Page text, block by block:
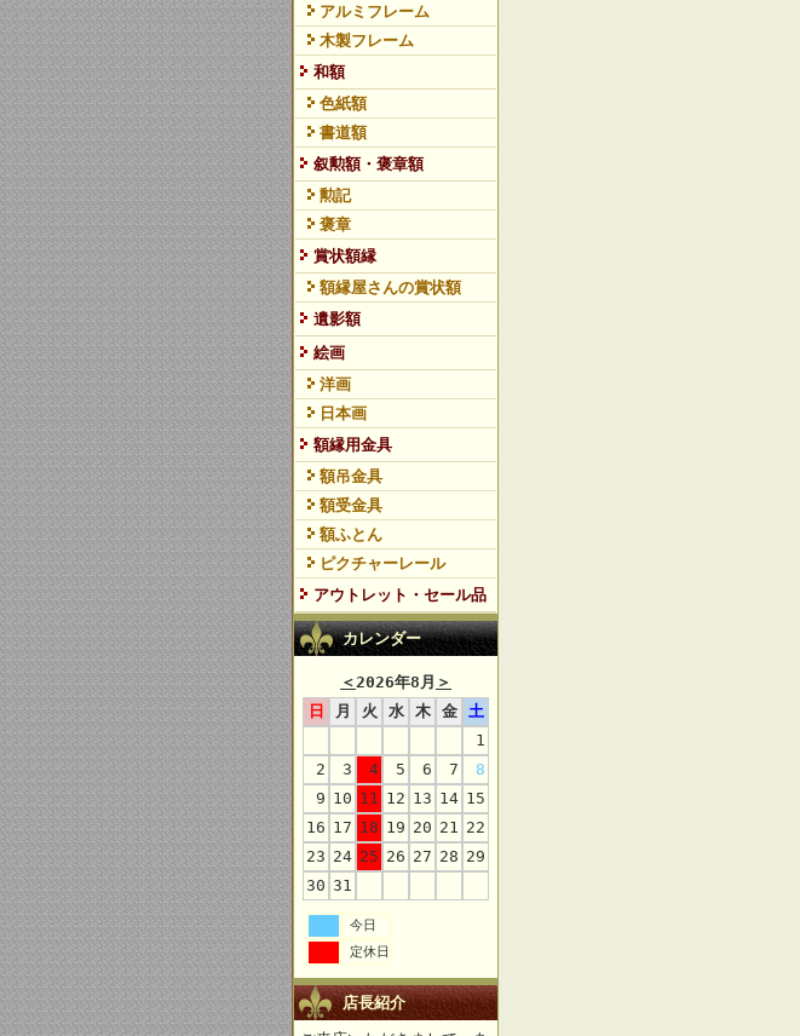
アルミフレーム
木製フレーム
和額
色紙額
書道額
叙勲額・褒章額
勲記
褒章
賞状額縁
額縁屋さんの賞状額
遺影額
絵画
洋画
日本画
額縁用金具
額吊金具
額受金具
額ふとん
ピクチャーレール
アウトレット・セール品
カレンダー
＜2026年8月 ＞
日
月 火 水 木 金
土
1
2
3 4 5 6 7
8
9 10 11 12 13 14 15
16 17 18 19 20 21 22
23 24 25 26 27 28 29
30 31
今日
定休日
店長紹介